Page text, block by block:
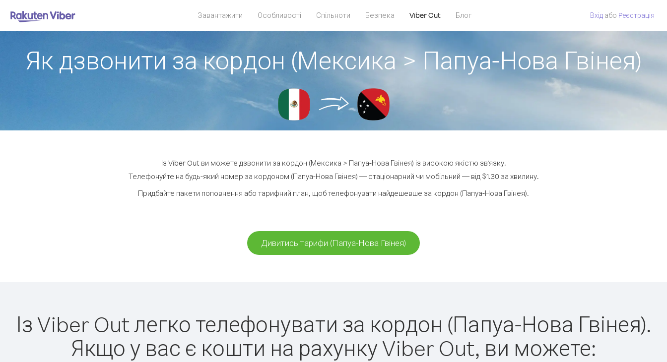
Завантажити Особливості Спільноти Безпека Viber Out Блог Вхід або Pеєстрація
Як дзвонити за кордон (Мексика > Папуа-Нова Гвінея)
Із Viber Out ви можете дзвонити за кордон (Мексика > Папуа-Нова Гвінея) із високою якістю зв'язку.
Телефонуйте на будь-який номер за кордоном (Папуа-Нова Гвінея) — стаціонарний чи мобільний — від $1.30 за хвилину.
Придбайте пакети поповнення або тарифний план, щоб телефонувати найдешевше за кордон (Папуа-Нова Гвінея).
Дивитись тарифи (Папуа-Нова Гвінея)
Із Viber Out легко телефонувати за кордон (Папуа-Нова Гвінея).
Якщо у вас є кошти на рахунку Viber Out, ви можете: